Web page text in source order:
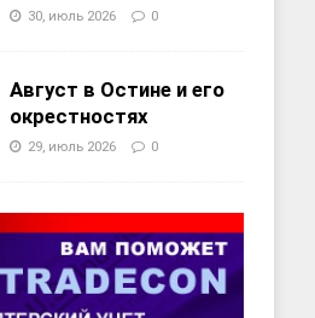
30, июль 2026 0
Август в Остине и его
окрестностях
29, июль 2026 0